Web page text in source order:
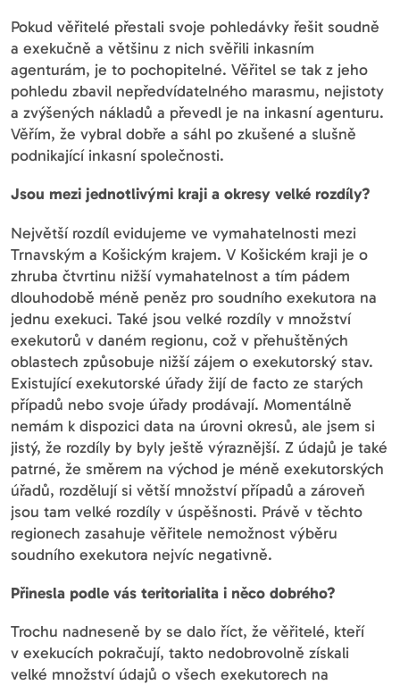
Pokud věřitelé přestali svoje pohledávky řešit soudně
a exekučně a většinu z nich svěřili inkasním
agenturám, je to pochopitelné. Věřitel se tak z jeho
pohledu zbavil nepředvídatelného marasmu, nejistoty
a zvýšených nákladů a převedl je na inkasní agenturu.
Věřím, že vybral dobře a sáhl po zkušené a slušně
podnikající inkasní společnosti.
Jsou mezi jednotlivými kraji a okresy velké rozdíly?
Největší rozdíl evidujeme ve vymahatelnosti mezi
Trnavským a Košickým krajem. V Košickém kraji je o
zhruba čtvrtinu nižší vymahatelnost a tím pádem
dlouhodobě méně peněz pro soudního exekutora na
jednu exekuci. Také jsou velké rozdíly v množství
exekutorů v daném regionu, což v přehuštěných
oblastech způsobuje nižší zájem o exekutorský stav.
Existující exekutorské úřady žijí de facto ze starých
případů nebo svoje úřady prodávají. Momentálně
nemám k dispozici data na úrovni okresů, ale jsem si
jistý, že rozdíly by byly ještě výraznější. Z údajů je také
patrné, že směrem na východ je méně exekutorských
úřadů, rozdělují si větší množství případů a zároveň
jsou tam velké rozdíly v úspěšnosti. Právě v těchto
regionech zasahuje věřitele nemožnost výběru
soudního exekutora nejvíc negativně.
Přinesla podle vás teritorialita i něco dobrého?
Trochu nadneseně by se dalo říct, že věřitelé, kteří
v exekucích pokračují, takto nedobrovolně získali
velké množství údajů o všech exekutorech na